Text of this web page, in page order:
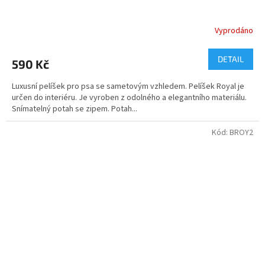
Vyprodáno
590 Kč DETAIL
Luxusní pelíšek pro psa se sametovým vzhledem. Pelíšek Royal je
určen do interiéru. Je vyroben z odolného a elegantního materiálu.
Snímatelný potah se zipem. Potah...
Kód: BROY2